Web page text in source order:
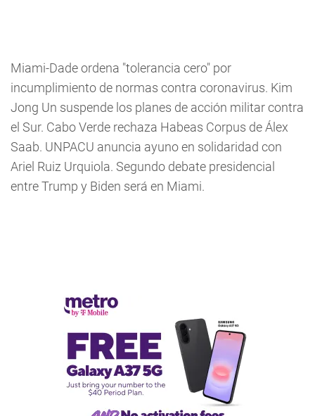
Miami-Dade ordena "tolerancia cero" por
incumplimiento de normas contra coronavirus. Kim
Jong Un suspende los planes de acción militar contra
el Sur. Cabo Verde rechaza Habeas Corpus de Álex
Saab. UNPACU anuncia ayuno en solidaridad con
Ariel Ruiz Urquiola. Segundo debate presidencial
entre Trump y Biden será en Miami.